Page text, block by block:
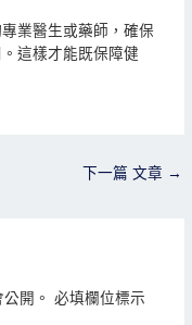
業醫生或藥師，確保
這樣才能既保障健
下一篇 文章 →
開。 必填欄位標示